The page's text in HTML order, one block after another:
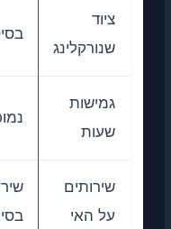
ציוד
שנורקלינג
גמישות
שעות
שירותים
על האי